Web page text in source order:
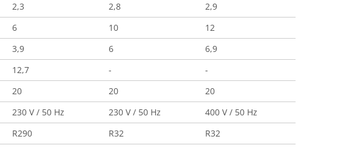
2,3 2,8
2,9
6 10
12
3,9 6
6,9
12,7 -
-
20 20
20
230 V / 50 Hz 230 V / 50 Hz
400 V / 50 Hz
R290 R32
R32